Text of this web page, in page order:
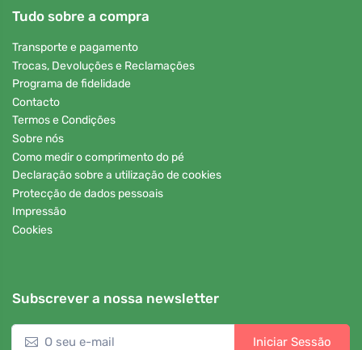
Tudo sobre a compra
Transporte e pagamento
Trocas, Devoluções e Reclamações
Programa de fidelidade
Contacto
Termos e Condições
Sobre nós
Como medir o comprimento do pé
Declaração sobre a utilização de cookies
Protecção de dados pessoais
Impressão
Cookies
Subscrever a nossa newsletter
Iniciar Sessão